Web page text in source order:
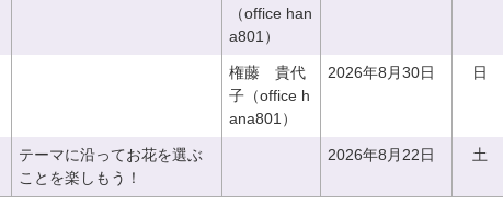
（office han
a801）
権藤 貴代
子（office h
ana801）
2026年8月30日 日
テーマに沿ってお花を選ぶ
ことを楽しもう！
2026年8月22日 土